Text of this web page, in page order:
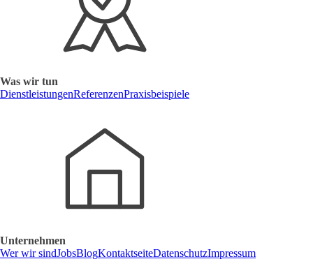
Was wir tun
DienstleistungenReferenzenPraxisbeispiele
Unternehmen
Wer wir sindJobsBlogKontaktseiteDatenschutzImpressum